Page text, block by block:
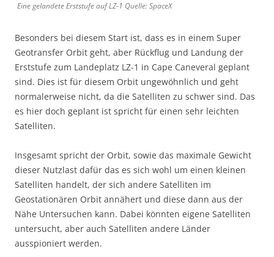
Eine gelandete Erststufe auf LZ-1 Quelle: SpaceX
Besonders bei diesem Start ist, dass es in einem Super
Geotransfer Orbit geht, aber Rückflug und Landung der
Erststufe zum Landeplatz LZ-1 in Cape Caneveral geplant
sind. Dies ist für diesem Orbit ungewöhnlich und geht
normalerweise nicht, da die Satelliten zu schwer sind. Das
es hier doch geplant ist spricht für einen sehr leichten
Satelliten.
Insgesamt spricht der Orbit, sowie das maximale Gewicht
dieser Nutzlast dafür das es sich wohl um einen kleinen
Satelliten handelt, der sich andere Satelliten im
Geostationären Orbit annähert und diese dann aus der
Nähe Untersuchen kann. Dabei könnten eigene Satelliten
untersucht, aber auch Satelliten andere Länder
ausspioniert werden.